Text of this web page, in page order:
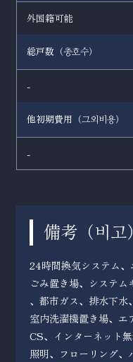
外国籍可能
総戸数（총호수）
-
他初期費用（그외비용）
-
備考（ 비고）
24時間換気システム
ごみ置き場、システ
、都市ガス、排水下水
室内洗濯機置き場、エ
CS、インターネット
照明、フローリング、